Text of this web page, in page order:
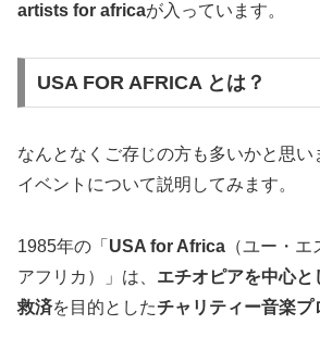
artists for africaが入っています。
USA FOR AFRICA とは？
なんとなくご存じの方も多いかと思
イベントについて説明してみます。
1985年の「 USA for Africa （ユー・
アフリカ）」は、 エチオピアを中心
救済を目的としたチャリティー音楽プ